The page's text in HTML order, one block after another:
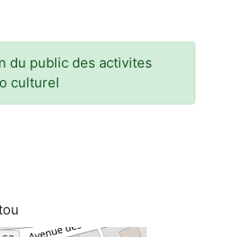
du public des activites
culturel